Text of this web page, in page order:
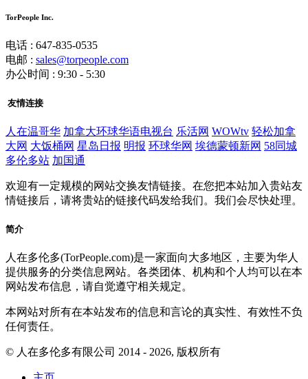
TorPeople Inc.
电话 : 647-835-0535
电邮 : sales@torpeople.com
办公时间 : 9:30 - 5:30
友情连接
人在温哥华 加拿大环球华语电视台 乐活网 WOWtv 轻松加拿
大网 大饭桶网 星岛日报 明报 环球华网 埃德蒙顿新网 58同城
多伦多站 加国通
欢迎有一定规模的网站交换友情链接。在您把本站加入贵站友
情链接后，请将贵站的链接代码发给我们。我们会尽快处理。
简介
人在多伦多(TorPeople.com)是一家面向大多地区，主要为华人
提供服务的分类信息网站。各类团体、机构和个人均可以在本
网站发布信息，请自觉遵守相关规定。
本网站对所有在本站发布的信息和言论的真实性、有效性不负
任何责任。
© 人在多伦多有限公司 2014 - 2026, 版权所有